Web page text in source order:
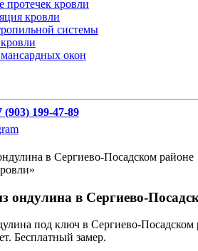
протечек кровли
кровли
системы
окон
(903) 199-47-89
ондулина в Сергиево-
под ключ в Сергиево-
Бесплатный замер.